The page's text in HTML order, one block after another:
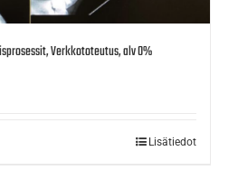
Verkkototeutus, alv 0%
Lisätiedot